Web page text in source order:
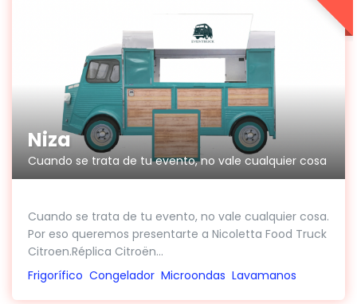
Niza
Cuando se trata de tu evento, no vale cualquier cosa
Cuando se trata de tu evento, no vale cualquier cosa.
Por eso queremos presentarte a Nicoletta Food Truck
Citroen.Réplica Citroën...
Frigorífico Congelador Microondas Lavamanos